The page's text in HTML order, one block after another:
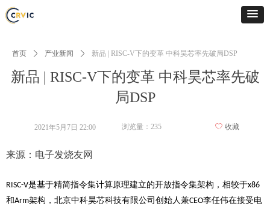
新品 | RISC-V下的变革 中科昊芯率先破
局DSP
首页 ꄲ 产业新闻 ꄲ 新品 | RISC-V下的变革 中科昊芯率先破局DSP
来源：电子发烧友网
RISC-V是基于精简指令集计算原理建立的开放指令集架构，相较于x86
和Arm架构，北京中科昊芯科技有限公司创始人兼CEO李任伟在接受电
2021年5月7日 22:00 浏览量： 235 ꄀ 收藏